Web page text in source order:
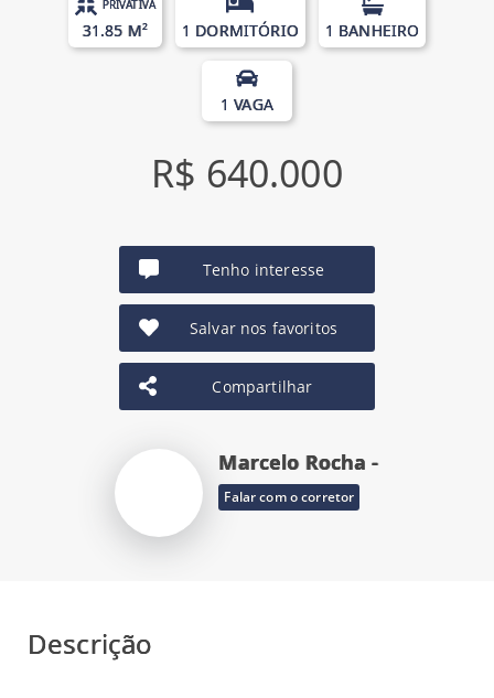
PRIVATIVA
31.85 M² 1 DORMITÓRIO 1 BANHEIRO
1 VAGA
R$ 640.000
Tenho interesse
Salvar nos favoritos
Compartilhar
Marcelo Rocha -
Falar com o corretor
Descrição